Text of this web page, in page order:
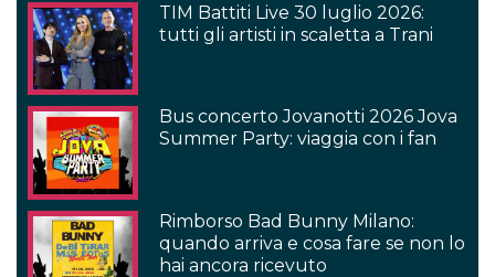
TIM Battiti Live 30 luglio 2026:
tutti gli artisti in scaletta a Trani
Bus concerto Jovanotti 2026 Jova
Summer Party: viaggia con i fan
Rimborso Bad Bunny Milano:
quando arriva e cosa fare se non lo
hai ancora ricevuto